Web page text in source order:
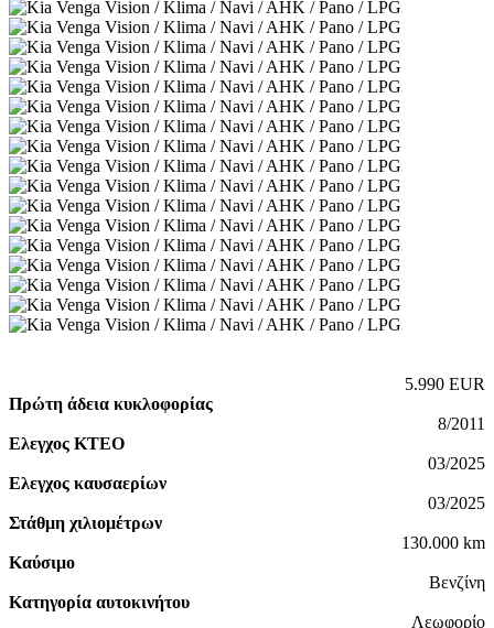
5.990 EUR
Πρώτη άδεια κυκλοφορίας
8/2011
Ελεγχος ΚΤΕΟ
03/2025
Ελεγχος καυσαερίων
03/2025
Στάθμη χιλιομέτρων
130.000 km
Καύσιμο
Βενζίνη
Κατηγορία αυτοκινήτου
Λεωφορίο